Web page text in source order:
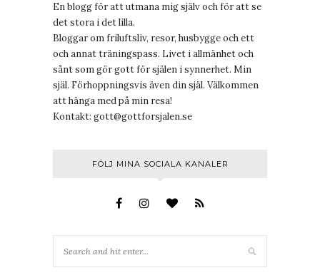
En blogg för att utmana mig själv och för att se
det stora i det lilla.
Bloggar om friluftsliv, resor, husbygge och ett
och annat träningspass. Livet i allmänhet och
sånt som gör gott för själen i synnerhet. Min
själ. Förhoppningsvis även din själ. Välkommen
att hänga med på min resa!
Kontakt: gott@gottforsjalen.se
FÖLJ MINA SOCIALA KANALER